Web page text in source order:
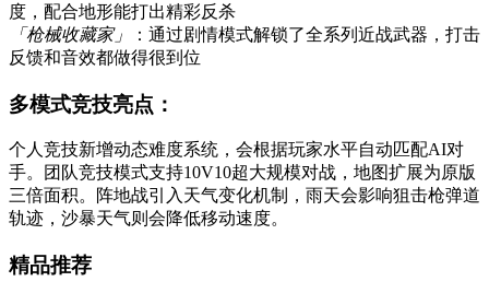
度，配合地形能打出精彩反杀
「枪械收藏家」
：通过剧情模式解锁了全系列近战武器，打击
反馈和音效都做得很到位
多模式竞技亮点：
个人竞技新增动态难度系统，会根据玩家水平自动匹配AI对
手。团队竞技模式支持10V10超大规模对战，地图扩展为原版
三倍面积。阵地战引入天气变化机制，雨天会影响狙击枪弹道
轨迹，沙暴天气则会降低移动速度。
精品推荐